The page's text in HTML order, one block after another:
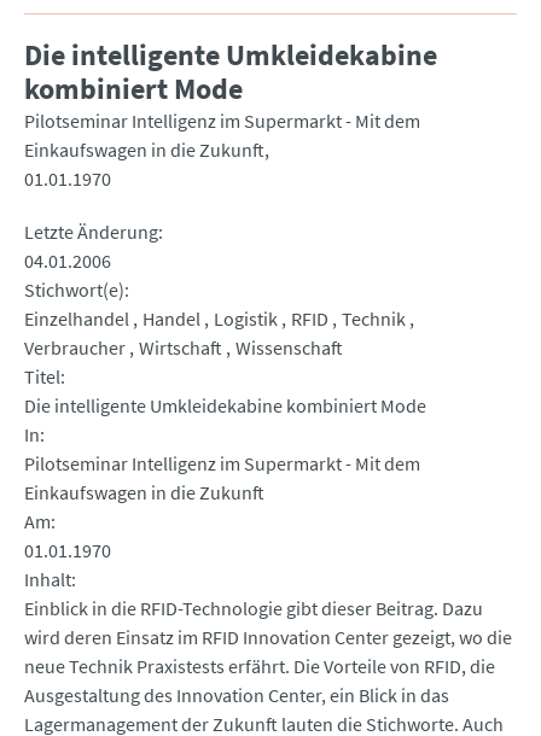
Die intelligente Umkleidekabine
kombiniert Mode
Pilotseminar Intelligenz im Supermarkt - Mit dem
Einkaufswagen in die Zukunft
01.01.1970
Letzte Änderung
04.01.2006
Stichwort(e)
Einzelhandel Handel Logistik RFID Technik
Verbraucher Wirtschaft Wissenschaft
Titel
Die intelligente Umkleidekabine kombiniert Mode
In
Pilotseminar Intelligenz im Supermarkt - Mit dem
Einkaufswagen in die Zukunft
Am
01.01.1970
Inhalt
Einblick in die RFID-Technologie gibt dieser Beitrag. Dazu
wird deren Einsatz im RFID Innovation Center gezeigt, wo die
neue Technik Praxistests erfährt. Die Vorteile von RFID, die
Ausgestaltung des Innovation Center, ein Blick in das
Lagermanagement der Zukunft lauten die Stichworte. Auch